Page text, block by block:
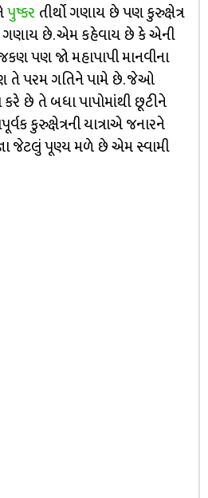
પુષ્કર તીર્થો ગણાય છે પણ કુરુક્ષેત્ર
ગણાય છે. એમ કહેવાય છે કે એની
પણ જો મહાપાપી માનવીના
તે પરમ ગતિને પામે છે. જેઓ
કરે છે તે બધા પાપોમાંથી છૂટીને
કુરુક્ષેત્રની યાત્રાએ જનારને
જેટલું પૂણ્ય મળે છે એમ સ્વામી